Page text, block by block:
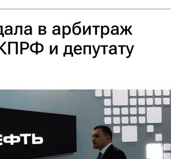
в арбитраж
и депутату